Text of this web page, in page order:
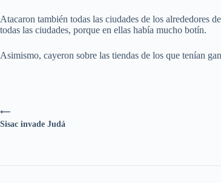
Atacaron también todas las ciudades de los alrededores
todas las ciudades, porque en ellas había mucho botín.
Asimismo, cayeron sobre las tiendas de los que tenían
⟵
Sisac invade Judá